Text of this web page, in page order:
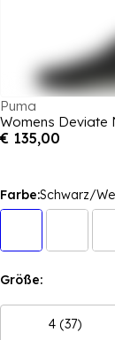
Puma
Womens Deviate
€ 135,00
Farbe:Schwarz/
Größe:
4 (37)